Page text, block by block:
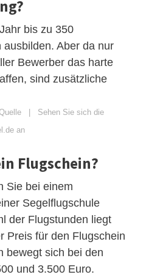
bis zu 350
Aber da nur
Bewerber das harte
sind zusätzliche
| Sehen Sie sich die
an
Flugschein?
Sie bei einem
Segelflugschule
der Flugstunden liegt
Preis für den Flugschein
bewegt sich bei den
und 3.500 Euro.